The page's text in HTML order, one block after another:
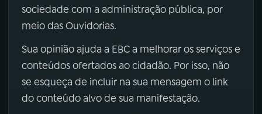
sociedade com a administração pública, por
meio das Ouvidorias.
Sua opinião ajuda a EBC a melhorar os serviços e
conteúdos ofertados ao cidadão. Por isso, não
se esqueça de incluir na sua mensagem o link
do conteúdo alvo de sua manifestação.